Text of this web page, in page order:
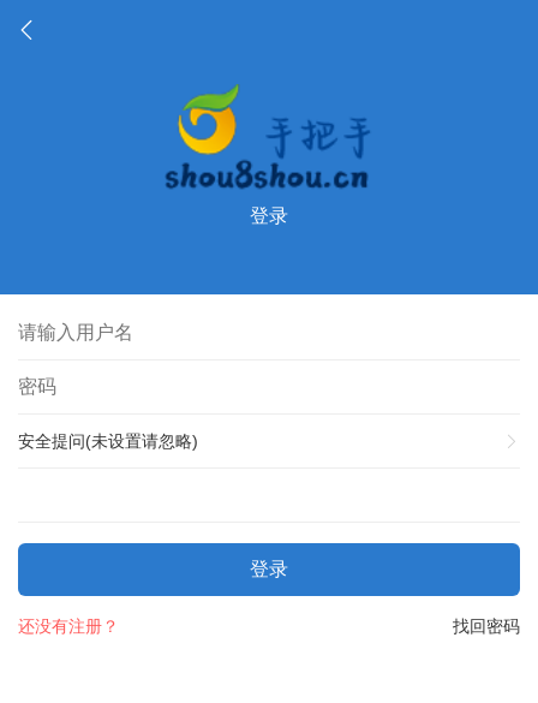
登录
安全提问(未设置请忽略)
登录
找回密码
还没有注册？